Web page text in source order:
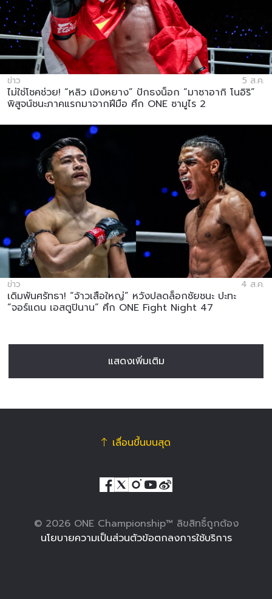
ข่าว 5 ส.ค.
ไม่ใช่โชคช่วย! “หลิว เมิงหยาง” ปักธงน็อก “มาซาอากิ โนอิริ”
พิสูจน์ชนะภาคแรกมาจากฝีมือ ศึก ONE ซามูไร 2
ข่าว 4 ส.ค.
เดิมพันศรัทธา! “จ้าวเสือใหญ่” หวังปลดล็อกชัยชนะ ปะทะ
“จอร์แดน เอสตูปินาน” ศึก ONE Fight Night 47
แสดงเพิ่มเติม
เลื่อนขึ้นบนสุด
© 2026 ONE Championship™ ลิขสิทธิ์ถูกต้อง
นโยบายความเป็นส่วนตัวข้อตกลงการใช้บริการ